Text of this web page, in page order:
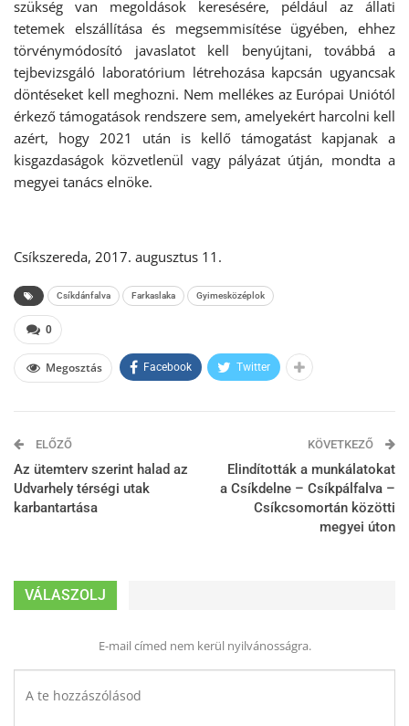
szükség van megoldások keresésére, például az állati
tetemek elszállítása és megsemmisítése ügyében, ehhez
törvénymódosító javaslatot kell benyújtani, továbbá a
tejbevizsgáló laboratórium létrehozása kapcsán ugyancsak
döntéseket kell meghozni. Nem mellékes az Európai Uniótól
érkező támogatások rendszere sem, amelyekért harcolni kell
azért, hogy 2021 után is kellő támogatást kapjanak a
kisgazdaságok közvetlenül vagy pályázat útján, mondta a
megyei tanács elnöke.
Csíkszereda, 2017. augusztus 11.
Csíkdánfalva Farkaslaka Gyimesközéplok
0
Megosztás Facebook Twitter
ELŐZŐ
Az ütemterv szerint halad az
Udvarhely térségi utak
karbantartása
KÖVETKEZŐ
Elindították a munkálatokat
a Csíkdelne – Csíkpálfalva –
Csíkcsomortán közötti
megyei úton
VÁLASZOLJ
E-mail címed nem kerül nyilvánosságra.